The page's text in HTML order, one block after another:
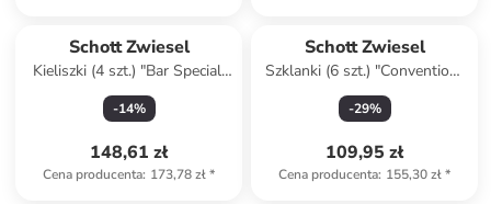
Schott Zwiesel
Kieliszki (4 szt.) "Bar Special"
do koniaku - 774 ml
-14%
148,61 zł
Cena producenta: 173,78 zł*
Schott Zwiesel
Szklanki (6 szt.) "Convention"
do whiskey - 300 ml
-29%
109,95 zł
Cena producenta: 155,30 zł*